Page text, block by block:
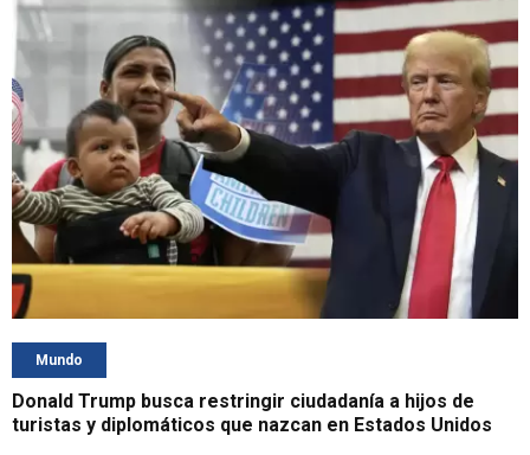
Mundo
Donald Trump busca restringir ciudadanía a hijos de
turistas y diplomáticos que nazcan en Estados Unidos